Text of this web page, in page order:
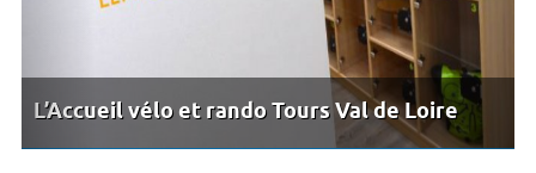
L’Accueil vélo et rando Tours Val de Loire